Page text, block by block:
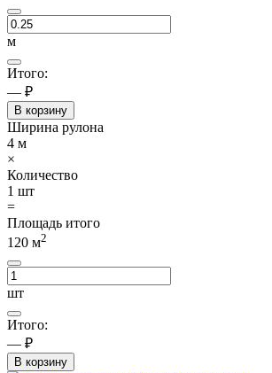
м
Итого:
— ₽
В корзину
Ширина рулона
4 м
×
Количество
1 шт
=
Площадь итого
120 м2
шт
Итого:
— ₽
В корзину